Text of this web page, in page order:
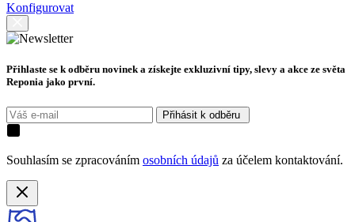
Konfigurovat
Přihlaste se k odběru novinek a získejte exkluzivní tipy, slevy a akce ze světa
Reponia jako první.
Přihásit k odběru
Souhlasím se zpracováním osobních údajů za účelem kontaktování.